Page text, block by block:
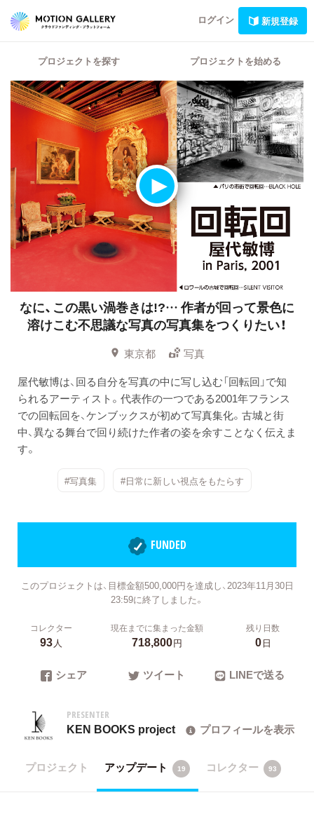
ログイン 新規登録
プロジェクトを探す プロジェクトを始める
なに、この黒い渦巻きは!?…作者が回って景色に
溶けこむ不思議な写真の写真集をつくりたい！
東京都
写真
屋代敏博は、回る自分を写真の中に写し込む「回転回」で知
られるアーティスト。代表作の一つである2001年フランス
での回転回を、ケンブックスが初めて写真集化。古城と街
中、異なる舞台で回り続けた作者の姿を余すことなく伝えま
す。
#写真集 #日常に新しい視点をもたらす
FUNDED
このプロジェクトは、目標金額500,000円を達成し、2023年11月30日
23:59に終了しました。
コレクター
93人
現在までに集まった金額
718,800円
残り日数
0日
シェア ツイート LINEで送る
PRESENTER
KEN BOOKS project プロフィールを表示
プロジェクト アップデート 19 コレクター 93